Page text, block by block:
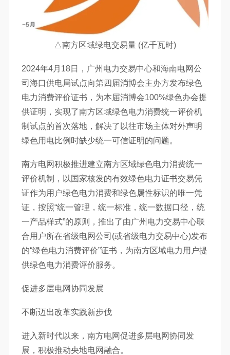
△南方区域绿电交易量 (亿千瓦时)
2024年4月18日，广州电力交易中心和海南电网公
司海口供电局试点向第四届消博会主办方发布绿色
电力消费评价证书，为本届消博会100%绿色办会提
供证明，实现了南方区域绿色电力消费统一评价机
制试点的首次落地，解决了以往市场主体对外声明
绿色用电比例时缺少统一可信证明的问题。
南方电网积极推进建立南方区域绿色电力消费统一
评价机制，以国家核发的有效绿色电力证书交易凭
证作为用户绿色电力消费和绿色属性标识的唯一凭
证，按照“统一管理，统一标准，统一数据口径，统
一产品样式”的原则，推出了由广州电力交易中心联
合用户所在省级电网公司(或省级电力交易中心)发布
的“绿色电力消费评价”证书，为南方区域电力用户提
供绿色电力消费评价服务。
促进多层电网协同发展
不断迈出改革实践新步伐
进入新时代以来，南方电网促进多层电网协同发
展，积极推动央地电网融合。